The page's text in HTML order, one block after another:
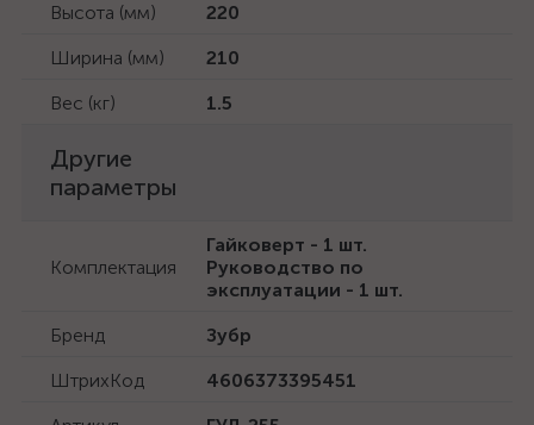
Высота (мм)
220
Ширина (мм)
210
Вес (кг)
1.5
Другие
параметры
Комплектация
Гайковерт - 1 шт.
Руководство по
эксплуатации - 1 шт.
Бренд
Зубр
ШтрихКод
4606373395451